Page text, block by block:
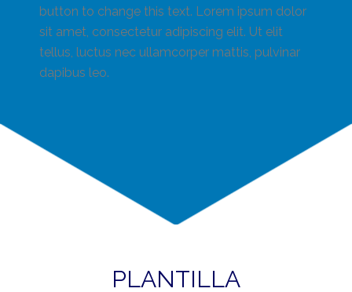
button to change this text. Lorem ipsum dolor
sit amet, consectetur adipiscing elit. Ut elit
tellus, luctus nec ullamcorper mattis, pulvinar
dapibus leo.
PLANTILLA